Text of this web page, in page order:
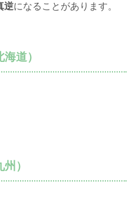
逆になることがあります。
道）
）